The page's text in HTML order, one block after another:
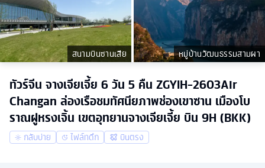
สนามบินซานเสีย หมู่บ้านวัฒนธรรมสามผา
ทัวร์จีน จางเจียเจี้ย 6 วัน 5 คืน ZGYIH-2603Air
Changan ล่องเรือชมทัศนียภาพช่องเขาซาน เมืองโบ
ราณฝูหรงเจิ้น เขตอุทยานจางเจียเจี้ย บิน 9H (BKK)
กลับบ่าย ไฟล์ทดึก บินตรง